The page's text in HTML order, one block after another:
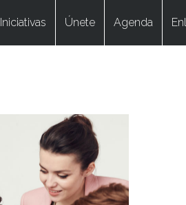
Iniciativas Únete Agenda